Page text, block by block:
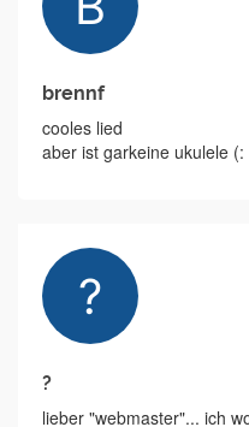
brennf
cooles lied
aber ist garkeine ukulele (:
?
lieber "webmaster"... ich